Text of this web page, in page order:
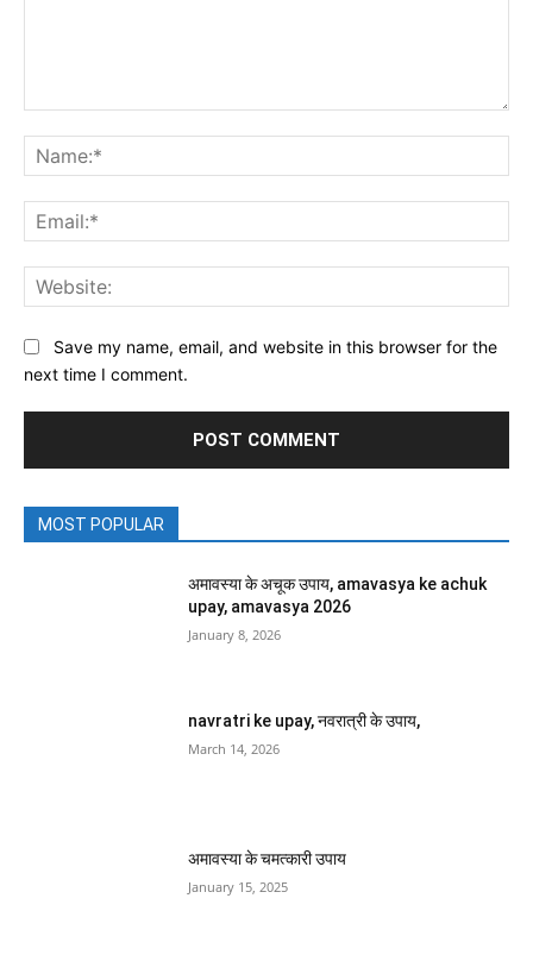
Save my name, email, and website in this browser for the
next time I comment.
MOST POPULAR
अमावस्या के अचूक उपाय, amavasya ke achuk
upay, amavasya 2026
January 8, 2026
navratri ke upay, नवरात्री के उपाय,
March 14, 2026
अमावस्या के चमत्कारी उपाय
January 15, 2025